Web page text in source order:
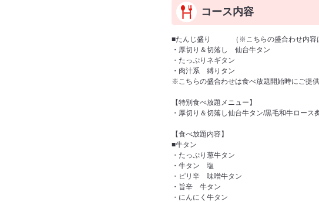
コース内容
■たんじ盛り （※こちらの盛合わせ内容は
・厚切り＆切落し 仙台牛タン
・たっぷりネギタン
・肉汁系 縛りタン
※こちらの盛合わせは食べ放題開始時にご提供
【特別食べ放題メニュー】
・厚切り＆切落し仙台牛タン/黒毛和牛ロース
【食べ放題内容】
■牛タン
・たっぷり葱牛タン
・牛タン 塩
・ピリ辛 味噌牛タン
・旨辛 牛タン
・にんにく牛タン